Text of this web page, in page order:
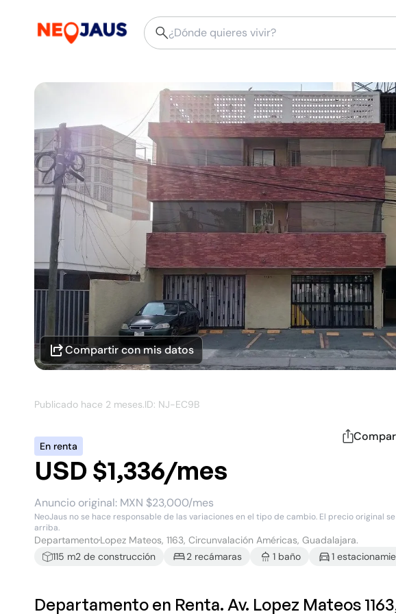
Compartir con mis datos
Publicado hace 2 meses.ID: NJ-EC9B
En renta
USD $1,336/mes
Anuncio original: MXN $23,000/mes
NeoJaus no se hace responsable de las variaciones en el tipo de cambio. El precio original
arriba.
DepartamentoLopez Mateos, 1163, Circunvalación Américas, Guadalajara.
115 m2 de construcción 2 recámaras 1 baño 1
Departamento en Renta. Av. Lopez Mateos